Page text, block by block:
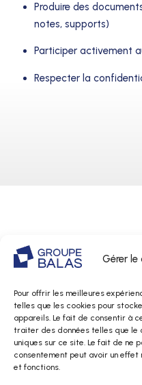
Gérer le
Pour offrir les meilleures
telles que les cookies pour
appareils. Le fait de consentir à
traiter des données telles que le
uniques sur ce site. Le fait de ne
consentement peut avoir un
et fonctions.
Produire des
notes, supports)
Participer activement
Respecter la
Vous
nous
Laissez-nous votre